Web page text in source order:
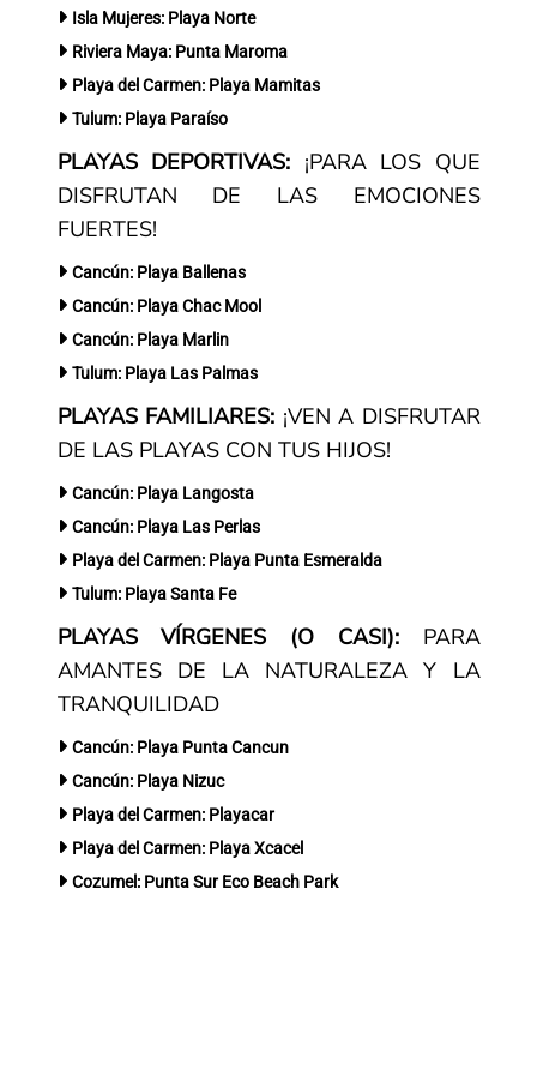
Isla Mujeres: Playa Norte
Riviera Maya: Punta Maroma
Playa del Carmen: Playa Mamitas
Tulum: Playa Paraíso
PLAYAS DEPORTIVAS: ¡PARA LOS QUE
DISFRUTAN DE LAS EMOCIONES
FUERTES!
Cancún: Playa Ballenas
Cancún: Playa Chac Mool
Cancún: Playa Marlin
Tulum: Playa Las Palmas
PLAYAS FAMILIARES: ¡VEN A DISFRUTAR
DE LAS PLAYAS CON TUS HIJOS!
Cancún: Playa Langosta
Cancún: Playa Las Perlas
Playa del Carmen: Playa Punta Esmeralda
Tulum: Playa Santa Fe
PLAYAS VÍRGENES (O CASI):PARA
AMANTES DE LA NATURALEZA Y LA
TRANQUILIDAD
Cancún: Playa Punta Cancun
Cancún: Playa Nizuc
Playa del Carmen: Playacar
Playa del Carmen: Playa Xcacel
Cozumel: Punta Sur Eco Beach Park